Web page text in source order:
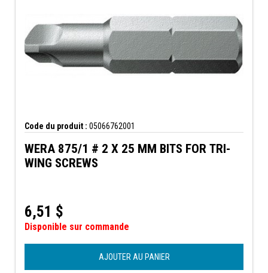
Code du produit : 05066762001
WERA 875/1 # 2 X 25 MM BITS FOR TRI-
WING SCREWS
6,51 $
Disponible sur commande
AJOUTER AU PANIER